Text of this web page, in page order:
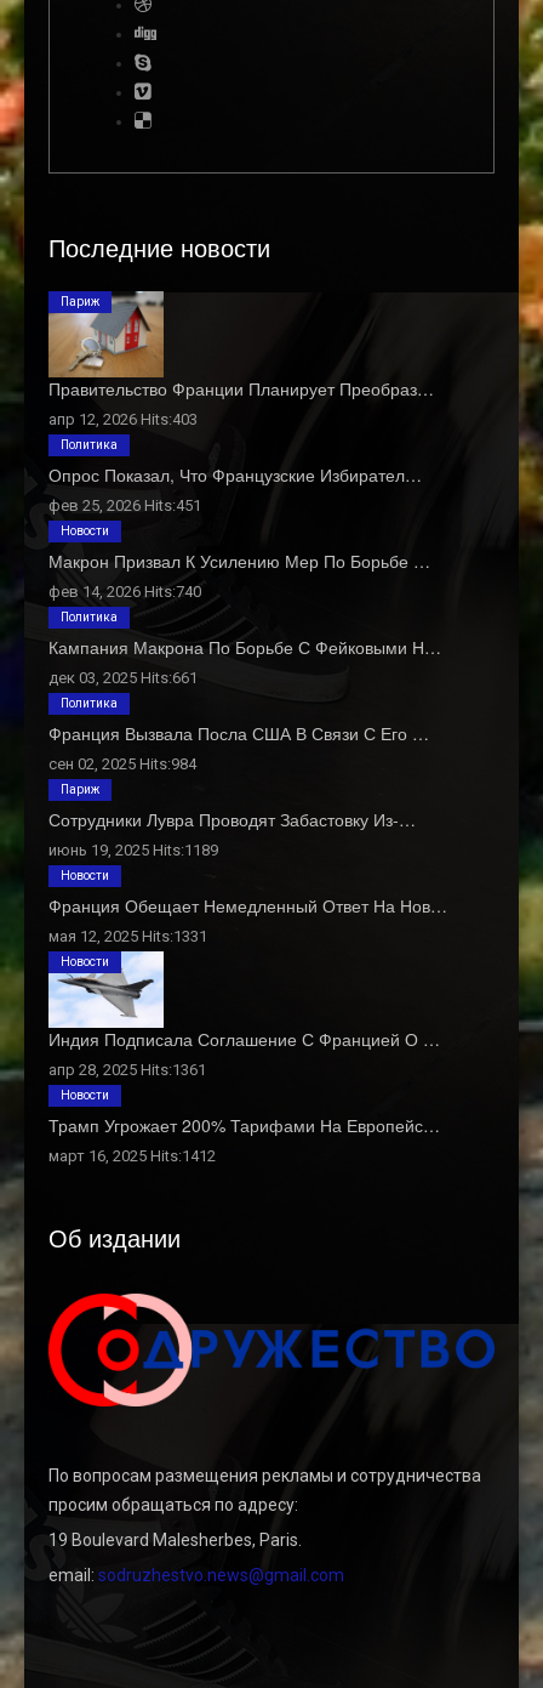
Последние новости
Правительство Франции Планирует Преобраз…
апр 12, 2026 Hits:403
Париж
Опрос Показал, Что Французские Избирател…
фев 25, 2026 Hits:451
Политика
Макрон Призвал К Усилению Мер По Борьбе …
фев 14, 2026 Hits:740
Новости
Кампания Макрона По Борьбе С Фейковыми Н…
дек 03, 2025 Hits:661
Политика
Франция Вызвала Посла США В Связи С Его …
сен 02, 2025 Hits:984
Политика
Сотрудники Лувра Проводят Забастовку Из-…
июнь 19, 2025 Hits:1189
Париж
Франция Обещает Немедленный Ответ На Нов…
мая 12, 2025 Hits:1331
Новости
Индия Подписала Соглашение С Францией О …
апр 28, 2025 Hits:1361
Новости
Трамп Угрожает 200% Тарифами На Европейс…
март 16, 2025 Hits:1412
Новости
Об издании
По вопросам размещения рекламы и сотрудничества
просим обращаться по адресу:
19 Boulevard Malesherbes, Paris.
email: sodruzhestvo.news@gmail.com